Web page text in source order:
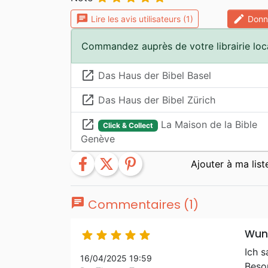
chat Lire les avis utilisateurs (1) edit
Commandez auprès de votre librairie
launch Das Haus der Bibel Basel
launch Das Haus der Bibel Zürich
launch Click & Collect La Maison de la Bible
Genève
facebook twitter pinterest
chat Commentaires (1)
    
16/04/2025 19:59
Ich